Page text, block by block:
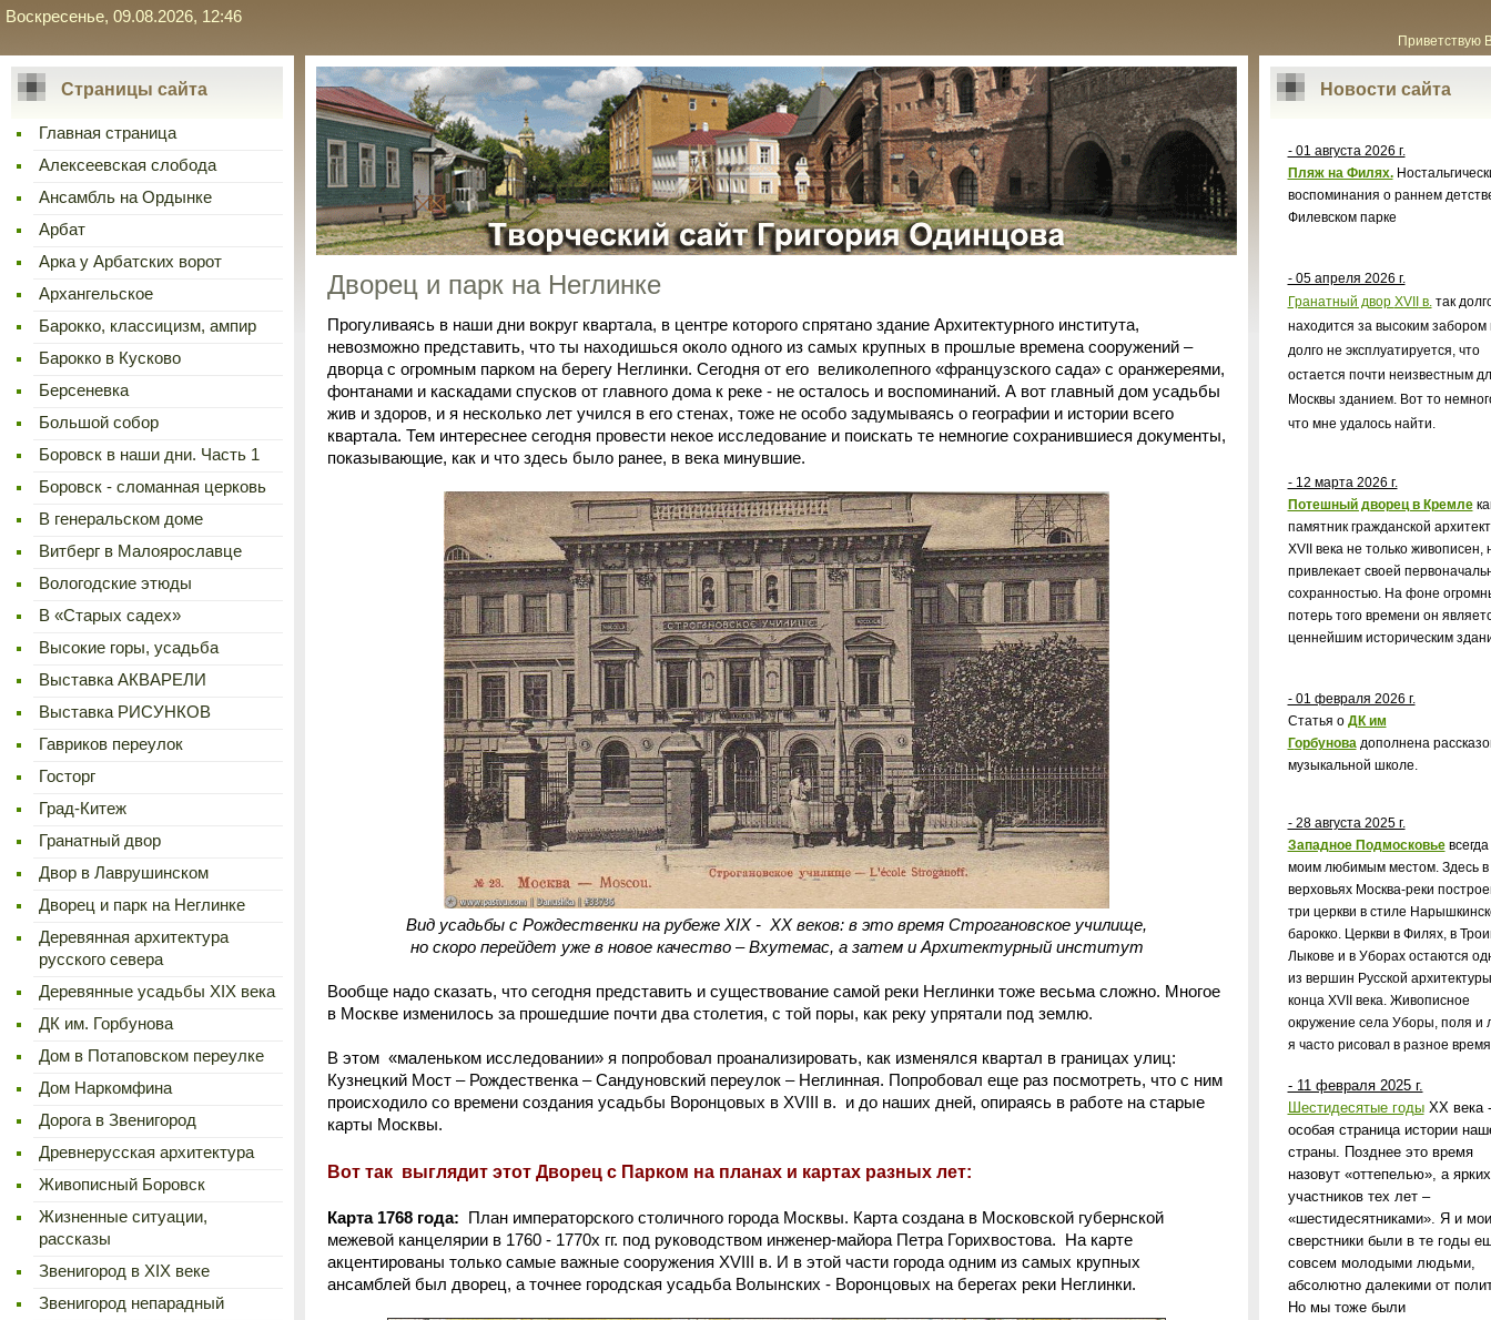
Воскресенье, 09.08.2026, 12:46
Приветствую
Страницы сайта
Главная страница
Алексеевская слобода
Ансамбль на Ордынке
Арбат
Арка у Арбатских ворот
Архангельское
Барокко, классицизм, ампир
Барокко в Кусково
Берсеневка
Большой собор
Боровск в наши дни. Часть 1
Боровск - сломанная церковь
В генеральском доме
Витберг в Малоярославце
Вологодские этюды
В «Старых садех»
Высокие горы, усадьба
Выставка АКВАРЕЛИ
Выставка РИСУНКОВ
Гавриков переулок
Госторг
Град-Китеж
Гранатный двор
Двор в Лаврушинском
Дворец и парк на Неглинке
Деревянная архитектура
русского севера
Деревянные усадьбы XIX века
ДК им. Горбунова
Дом в Потаповском переулке
Дом Наркомфина
Дорога в Звенигород
Древнерусская архитектура
Живописный Боровск
Жизненные ситуации,
рассказы
Звенигород в XIX веке
Звенигород непарадный
Дворец и парк на Неглинке
Прогуливаясь в наши дни вокруг квартала, в центре которого спрятано здание Архитектурного института,
невозможно представить, что ты находишься около одного из самых крупных в прошлые времена сооружений –
дворца с огромным парком на берегу Неглинки. Сегодня от его великолепного «французского сада» с оранжереями,
фонтанами и каскадами спусков от главного дома к реке - не осталось и воспоминаний. А вот главный дом усадьбы
жив и здоров, и я несколько лет учился в его стенах, тоже не особо задумываясь о географии и истории всего
квартала. Тем интереснее сегодня провести некое исследование и поискать те немногие сохранившиеся документы,
показывающие, как и что здесь было ранее, в века минувшие.
Вид усадьбы с Рождественки на рубеже XIX - XX веков: в это время Строгановское училище,
но скоро перейдет уже в новое качество – Вхутемас, а затем и Архитектурный институт
Вообще надо сказать, что сегодня представить и существование самой реки Неглинки тоже весьма сложно. Многое
в Москве изменилось за прошедшие почти два столетия, с той поры, как реку упрятали под землю.
В этом «маленьком исследовании» я попробовал проанализировать, как изменялся квартал в границах улиц:
Кузнецкий Мост – Рождественка – Сандуновский переулок – Неглинная. Попробовал еще раз посмотреть, что с ним
происходило со времени создания усадьбы Воронцовых в XVIII в. и до наших дней, опираясь в работе на старые
карты Москвы.
Вот так выглядит этот Дворец с Парком на планах и картах разных лет:
Карта 1768 года: План императорского столичного города Москвы. Карта создана в Московской губернской
межевой канцелярии в 1760 - 1770х гг. под руководством инженер-майора Петра Горихвостова. На карте
акцентированы только самые важные сооружения XVIII в. И в этой части города одним из самых крупных
ансамблей был дворец, а точнее городская усадьба Волынских - Воронцовых на берегах реки Неглинки.
Новости сайта
- 01 августа 2026 г.
Пляж на Филях.
воспоминания о раннем
Филевском парке
- 05 апреля 2026 г.
Гранатный двор XVIIв. так
находится за высоким забором
долго не эксплуатируется, что
остается почти неизвестным
Москвы зданием. Вот то
что мне удалось найти.
- 12 марта 2026 г.
Потешный дворец в Кремле
памятник гражданской
XVIIвека не только живописен,
привлекает своей
сохранностью. На фоне
потерь того времени он
ценнейшим историческим
- 01 февраля 2026 г.
Статья о ДК им
Горбунова дополнена
музыкальной школе.
- 28 августа 2025 г.
Западное Подмосковье
моим любимым местом. Здесь в
верховьях Москва-реки
три церкви в стиле
барокко. Церкви в Филях, в
Лыкове и в Уборах остаются
из вершин Русской архитектуры
конца XVIIвека. Живописное
окружение села Уборы, поля и
я часто рисовал в разное
- 11 февраля 2025 г.
Шестидесятые годыХХ века -
особая страница истории
страны. Позднее это время
назовут «оттепелью», а ярких
участников тех лет –
«шестидесятниками». Я и мои
сверстники были в те годы
совсем молодыми людьми,
абсолютно далекими от
Но мы тоже были